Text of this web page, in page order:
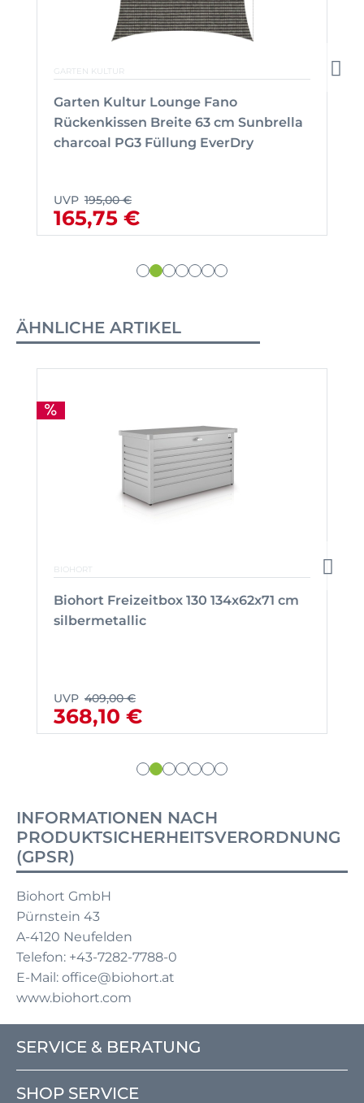
GARTEN KULTUR
Garten Kultur Lounge Fano
Rückenkissen Breite 63 cm Sunbrella
charcoal PG3 Füllung EverDry
UVP 195,00 €
165,75 €
ÄHNLICHE ARTIKEL
BIOHORT
Biohort Freizeitbox 130 134x62x71 cm
silbermetallic
UVP 409,00 €
368,10 €
INFORMATIONEN NACH
PRODUKTSICHERHEITSVERORDNUNG
(GPSR)
Biohort GmbH
Pürnstein 43
A-4120 Neufelden
Telefon: +43-7282-7788-0
E-Mail: office@biohort.at
www.biohort.com
SERVICE & BERATUNG
SHOP SERVICE